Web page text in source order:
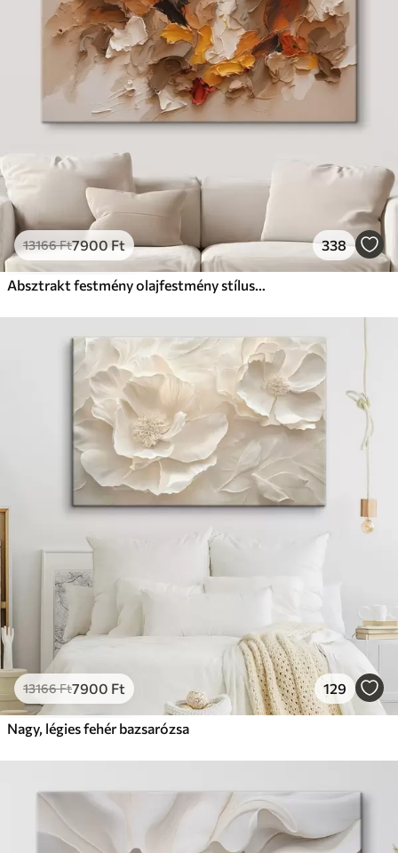
13166Ft7900Ft 338
Absztrakt festmény olajfestmény stílusban
13166Ft7900 Ft 129
Nagy, légies fehér bazsarózsa